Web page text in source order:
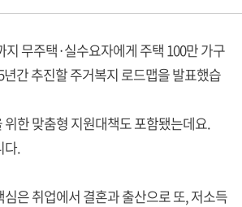
지 무주택·실수요자에게 주택 100만 가구
간 추진할 주거복지 로드맵을 발표했습
한 맞춤형 지원대책도 포함됐는데요.
다.
은 취업에서 결혼과 출산으로 또, 저소득